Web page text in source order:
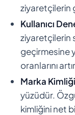
ziyaretçilerin
Kullanıcı
ziyaretçilerin
geçirmesine
oranlarını
Marka Kimliği
yüzüdür.
kimliğini net